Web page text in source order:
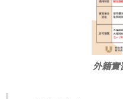
外籍實